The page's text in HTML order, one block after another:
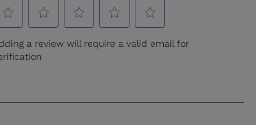
d'énergie.
Les chaussons anatomiques et préformés DUAL 3D PRO
épousent parfaitement la forme du pied pour un